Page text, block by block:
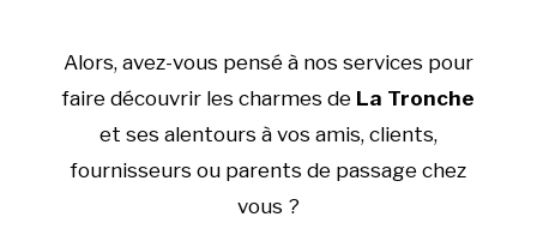
Alors, avez-vous pensé à nos services pour
faire découvrir les charmes de La Tronche
et ses alentours à vos amis, clients,
fournisseurs ou parents de passage chez
vous ?